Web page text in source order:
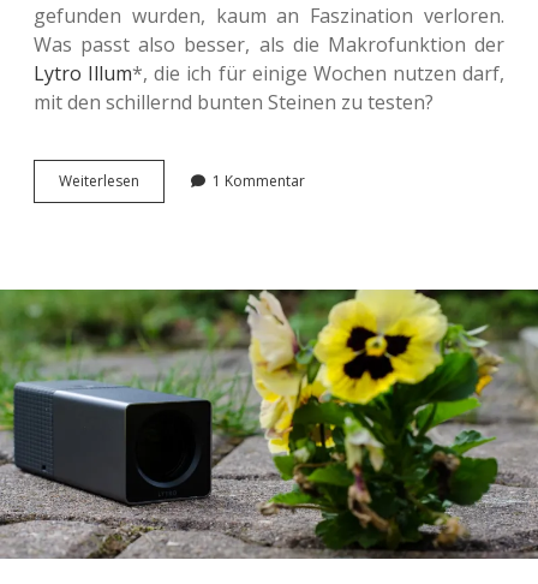
gefun­den wurden, kaum an Fas­zi­na­ti­on ver­lo­ren.
Was passt also besser, als die Makro­funk­ti­on der
Lytro Illum*, die ich für einige Wochen nutzen darf,
mit den schil­lernd bunten Stei­nen zu testen?
Wei­ter­le­sen
schät­
1 Kommentar